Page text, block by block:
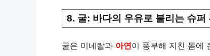
8. 굴: 바다의 우유로 불리는 슈퍼
굴은 미네랄과 아연이 풍부해 지친 몸에